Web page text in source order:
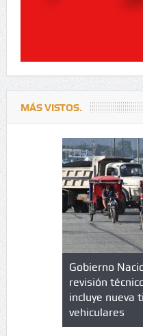
MÁS VISTOS.
de
Gobierno
revisión
incluye nueva
vehiculares